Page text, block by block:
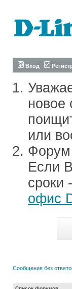
Вход
новое
или
Форум
Если
сроки
офис
Сообщения без